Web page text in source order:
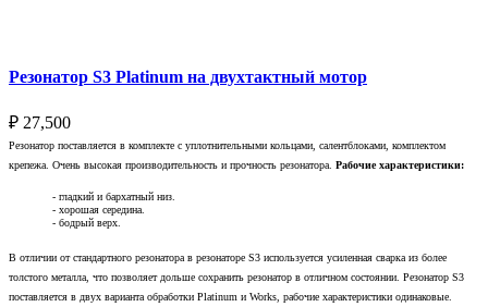
Резонатор S3 Platinum на двухтактный мотор
₽ 27,500
Резонатор поставляется в комплекте с уплотнительными кольцами, салентблоками, комплектом
крепежа. Очень высокая производительность и прочность резонатора. Рабочие характеристики:
- гладкий и бархатный низ.
- хорошая середина.
- бодрый верх.
В отличии от стандартного резонатора в резонаторе S3 используется усиленная сварка из более
толстого металла, что позволяет дольше сохранить резонатор в отличном состоянии. Резонатор S3
поставляется в двух варианта обработки Platinum и Works, рабочие характеристики одинаковые.